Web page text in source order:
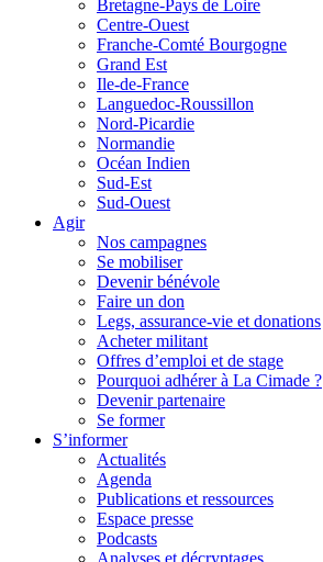
Bretagne-Pays de Loire
Centre-Ouest
Franche-Comté Bourgogne
Grand Est
Ile-de-France
Languedoc-Roussillon
Nord-Picardie
Normandie
Océan Indien
Sud-Est
Sud-Ouest
Agir
Nos campagnes
Se mobiliser
Devenir bénévole
Faire un don
Legs, assurance-vie et donations
Acheter militant
Offres d’emploi et de stage
Pourquoi adhérer à La Cimade ?
Devenir partenaire
Se former
S’informer
Actualités
Agenda
Publications et ressources
Espace presse
Podcasts
Analyses et décryptages